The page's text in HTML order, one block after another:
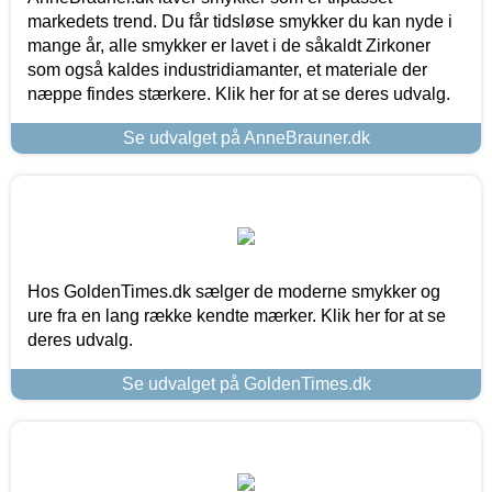
markedets trend. Du får tidsløse smykker du kan nyde i
mange år, alle smykker er lavet i de såkaldt Zirkoner
som også kaldes industridiamanter, et materiale der
næppe findes stærkere. Klik her for at se deres udvalg.
Se udvalget på AnneBrauner.dk
Hos GoldenTimes.dk sælger de moderne smykker og
ure fra en lang række kendte mærker. Klik her for at se
deres udvalg.
Se udvalget på GoldenTimes.dk